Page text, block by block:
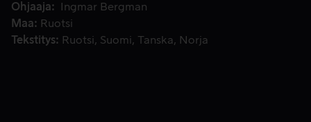
Ohjaaja
Ingmar Bergman
Maa
Ruotsi
Tekstitys
Ruotsi Suomi Tanska Norja